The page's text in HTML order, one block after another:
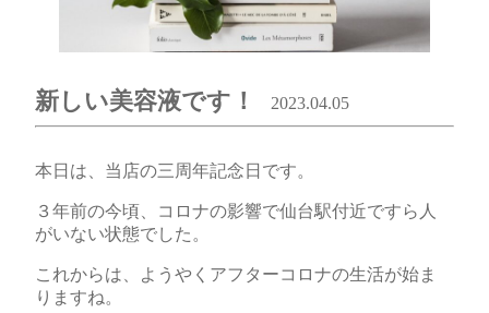
新しい美容液です！ 2023.04.05
本日は、当店の三周年記念日です。
３年前の今頃、コロナの影響で仙台駅付近ですら人
がいない状態でした。
これからは、ようやくアフターコロナの生活が始ま
りますね。